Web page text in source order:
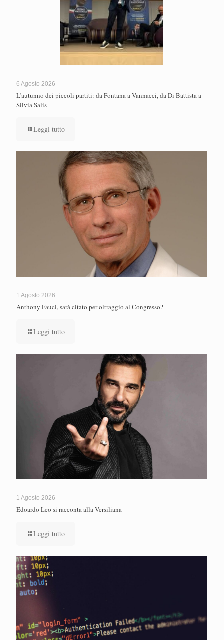
6 Agosto 2026
L’autunno dei piccoli partiti: da Fontana a Vannacci, da Di Battista a
Silvia Salis
Leggi tutto
1 Agosto 2026
Anthony Fauci, sarà citato per oltraggio al Congresso?
Leggi tutto
1 Agosto 2026
Edoardo Leo si racconta alla Versiliana
Leggi tutto